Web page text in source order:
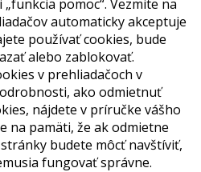
pomoc“. Vezmite na
automaticky akceptuje
používať cookies, bude
alebo zablokovať.
v prehliadačoch v
ako odmietnuť
nájdete v príručke vášho
na pamäti, že ak odmietne
budete môcť navštíviť,
fungovať správne.